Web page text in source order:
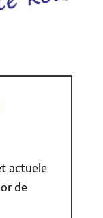
actuele
de